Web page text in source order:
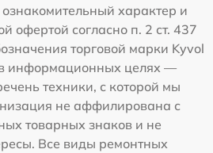
характер и
офертой согласно п. 2 ст. 437
торговой марки Kyvol
информационных целях —
техники, с которой мы
не аффилирована с
товарных знаков и не
Все виды ремонтных